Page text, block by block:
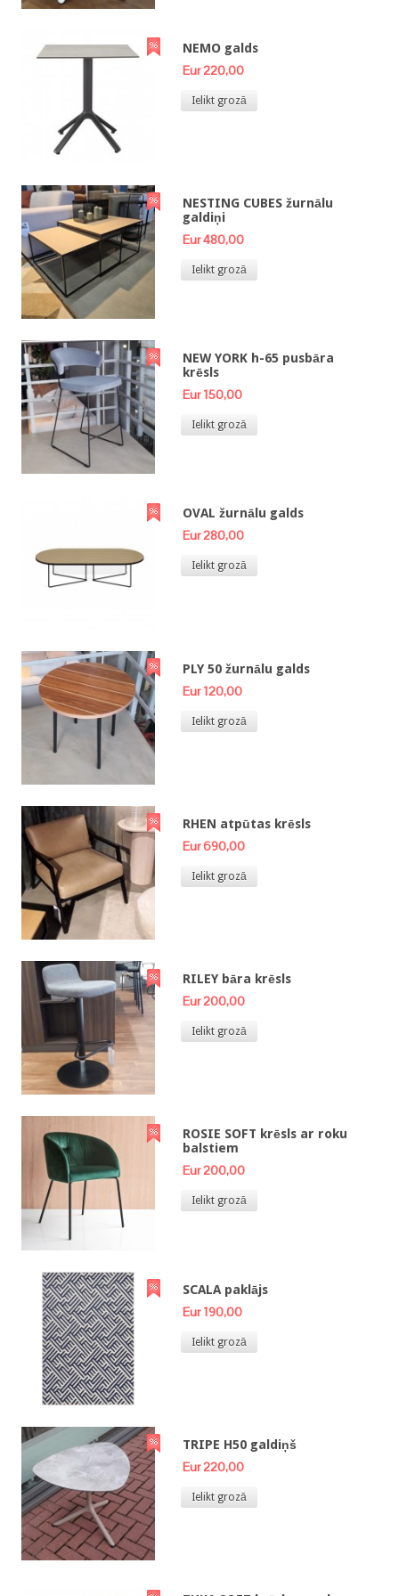
NEMO galds
Eur 220,00
Ielikt grozā
NESTING CUBES žurnālu
galdiņi
Eur 480,00
Ielikt grozā
NEW YORK h-65 pusbāra
krēsls
Eur 150,00
Ielikt grozā
OVAL žurnālu galds
Eur 280,00
Ielikt grozā
PLY 50 žurnālu galds
Eur 120,00
Ielikt grozā
RHEN atpūtas krēsls
Eur 690,00
Ielikt grozā
RILEY bāra krēsls
Eur 200,00
Ielikt grozā
ROSIE SOFT krēsls ar roku
balstiem
Eur 200,00
Ielikt grozā
SCALA paklājs
Eur 190,00
Ielikt grozā
TRIPE H50 galdiņš
Eur 220,00
Ielikt grozā